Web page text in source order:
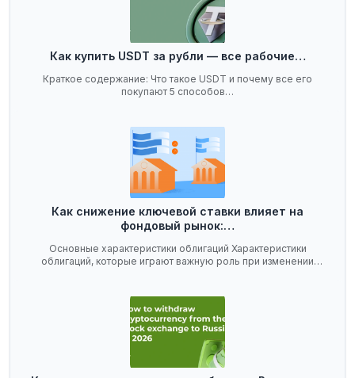
Как купить USDT за рубли — все рабочие…
Краткое содержание: Что такое USDT и почему все его
покупают 5 способов…
Как снижение ключевой ставки влияет на
фондовый рынок:…
Основные характеристики облигаций Характеристики
облигаций, которые играют важную роль при изменении